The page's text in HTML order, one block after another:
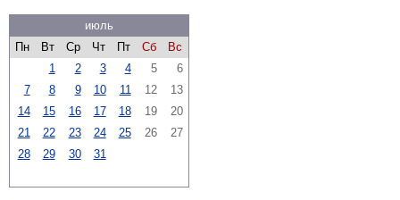
июль
Пн
Вт Ср Чт Пт Сб
Вс
1
2 3 4 5
6
7
8 9 10 11 12
13
14
15 16 17 18 19
20
21
22 23 24 25 26
27
28
29 30 31